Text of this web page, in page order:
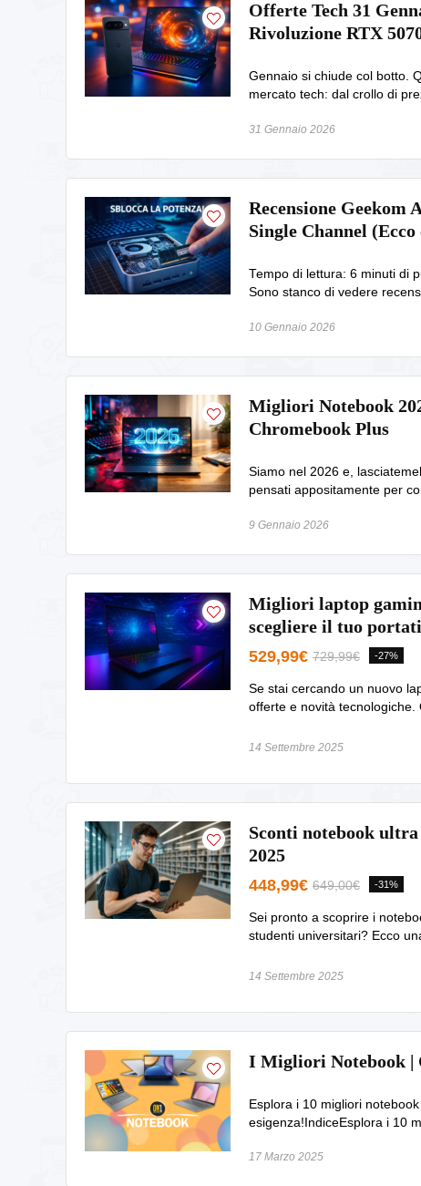
Offerte Tech 31
Rivoluzione RTX
Gennaio si chiude col botto.
mercato tech: dal crollo di
31 Gennaio 2026
Recensione Geekom
Single Channel
Tempo di lettura: 6 minuti di
Sono stanco di vedere
10 Gennaio 2026
Migliori Notebook
Chromebook Plus
Siamo nel 2026 e,
pensati appositamente per
9 Gennaio 2026
Migliori laptop
scegliere il tuo
529,99€ 729,99€ -27%
Se stai cercando un nuovo
offerte e novità tecnologiche.
14 Settembre 2025
Sconti notebook
2025
448,99€ 649,00€ -31%
Sei pronto a scoprire i
studenti universitari? Ecco
14 Settembre 2025
I Migliori Notebook |
Esplora i 10 migliori
esigenza!IndiceEsplora i 10
17 Marzo 2025